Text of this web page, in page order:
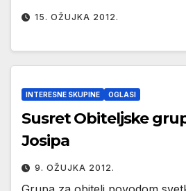
15. OŽUJKA 2012.
INTERESNE SKUPINE OGLASI
Susret Obiteljske
Josipa
9. OŽUJKA 2012.